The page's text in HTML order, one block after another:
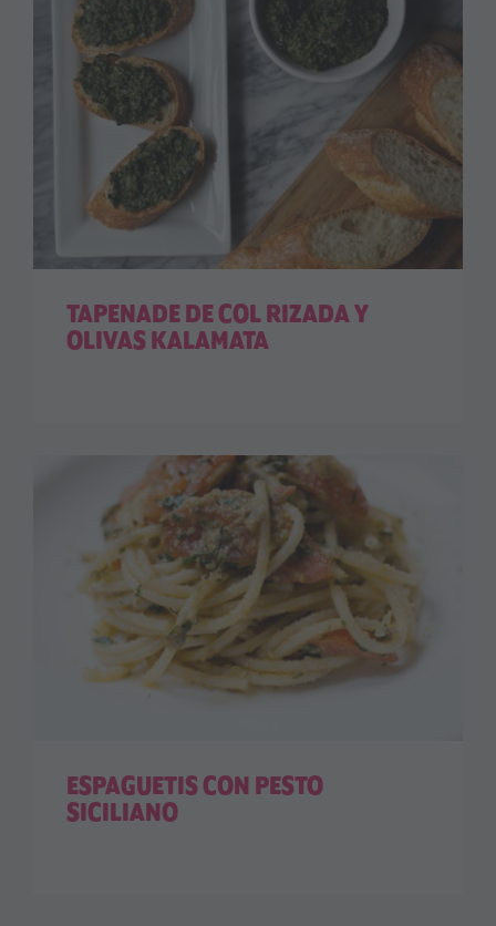
TAPENADE DE COL RIZADA Y
OLIVAS KALAMATA
ESPAGUETIS CON PESTO
SICILIANO